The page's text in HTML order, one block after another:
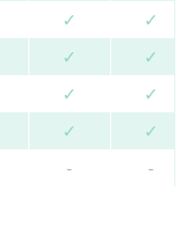
✓
✓
✓
✓
✓
✓
✓
✓
- -